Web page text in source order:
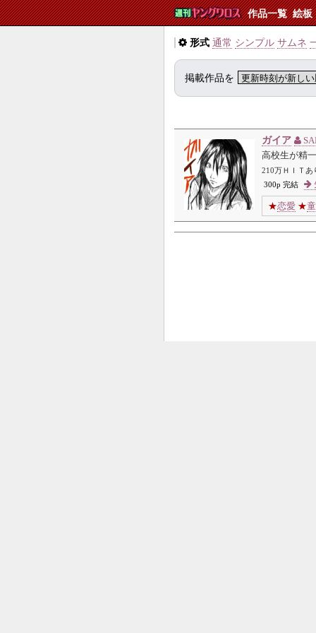
作品一覧 絵板
形式 通常 シンプル サムネ
掲載作品を
ガイア
高校生が精
210万ＨＩＴあ
300p 完結
★恋愛 ★